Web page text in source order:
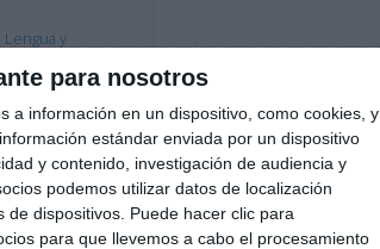
para nosotros
a información en un dispositivo, como cookies, y
estándar enviada por un dispositivo
y contenido, investigación de audiencia y
podemos utilizar datos de localización
dispositivos. Puede hacer clic para
para que llevemos a cabo el procesamiento
Lengua y
,
obligatoria,
,